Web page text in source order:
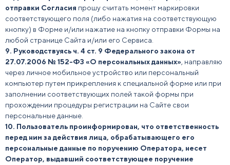
отправки Согласия прошу считать момент маркировки
соответствующего поля (либо нажатия на соответствующую
кнопку) в Форме и/или нажатие на кнопку отправки Формы на
любой странице Сайта и/или его Сервиса.
9. Руководствуясь ч. 4 ст. 9 Федерального закона от
27.07.2006 № 152-ФЗ «О персональных данных» , направляю
через личное мобильное устройство или персональный
компьютер путем прикрепления к специальной форме или при
заполнении соответствующих полей такой формы при
прохождении процедуры регистрации на Сайте свои
персональные данные.
10. Пользователь проинформирован, что ответственность
перед ним за действия лица, обрабатывающего его
персональные данные по поручению Оператора, несет
Оператор, выдавший соответствующее поручение